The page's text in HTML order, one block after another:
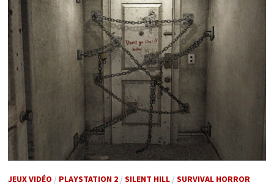
JEUX VIDÉO / PLAYSTATION 2/ SILENT HILL/ SURVIVAL HORROR